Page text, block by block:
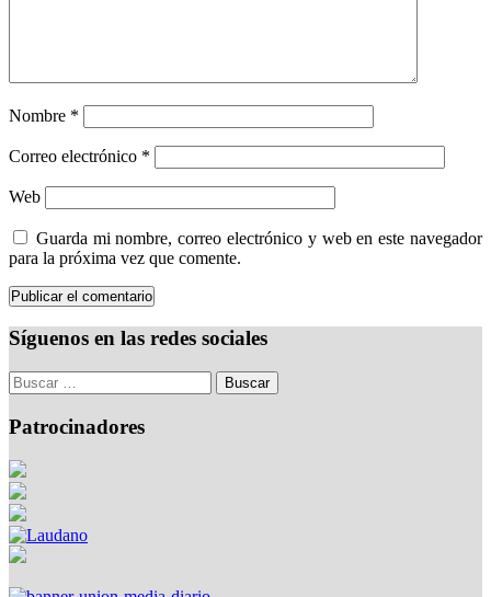
Nombre *
Correo electrónico *
Web
Guarda mi nombre, correo electrónico y web en este navegador
para la próxima vez que comente.
Síguenos en las redes sociales
Patrocinadores